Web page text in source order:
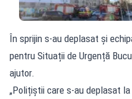
În sprijin s-au deplasat și
pentru Situații de Urgență
ajutor.
„Polițiștii care s-au deplasat